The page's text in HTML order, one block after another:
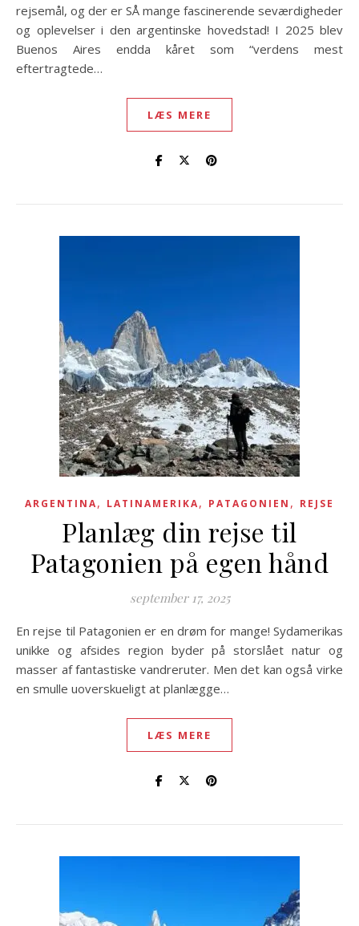
rejsemål, og der er SÅ mange fascinerende seværdigheder
og oplevelser i den argentinske hovedstad! I 2025 blev
Buenos Aires endda kåret som “verdens mest
eftertragtede…
LÆS MERE
ARGENTINA, LATINAMERIKA, PATAGONIEN , REJSE
Planlæg din rejse til
Patagonien på egen hånd
september 17, 2025
En rejse til Patagonien er en drøm for mange! Sydamerikas
unikke og afsides region byder på storslået natur og
masser af fantastiske vandreruter. Men det kan også virke
en smulle uoverskueligt at planlægge…
LÆS MERE